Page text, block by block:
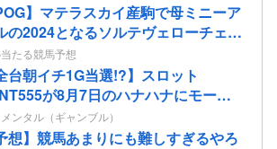
】マテラスカイ産駒で母ミニーア
の2024となるソルテヴェローチェの
報
たる競馬予想
台朝イチ1G当選!?】スロット
が8月7日のハナハナにモーニ
を仕込んだらしいｗｗｗｗ
ンタル（ギャンブル）
想】競馬あまりにも難しすぎるやろ